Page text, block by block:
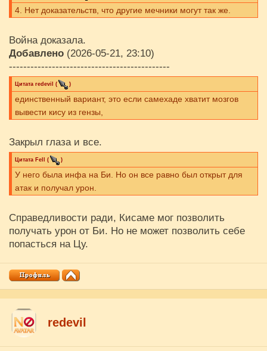
4. Нет доказательств, что другие мечники могут так же.
Война доказала.
Добавлено (2026-05-21, 23:10)
---------------------------------------------
Цитата redevil ( )
единственный вариант, это если самехаде хватит мозгов
вывести кису из гензы,
Закрыл глаза и все.
Цитата Fell ( )
У него была инфа на Би. Но он все равно был открыт для
атак и получал урон.
Справедливости ради, Кисаме мог позволить
получать урон от Би. Но не может позволить себе
попасться на Цу.
redevil